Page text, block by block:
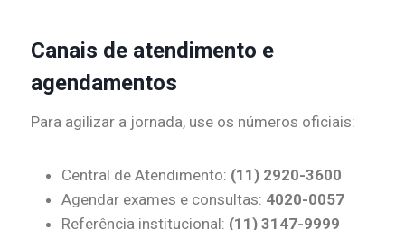
Canais de atendimento e
agendamentos
Para agilizar a jornada, use os números oficiais:
Central de Atendimento: (11) 2920-3600
Agendar exames e consultas: 4020-0057
Referência institucional: (11) 3147-9999